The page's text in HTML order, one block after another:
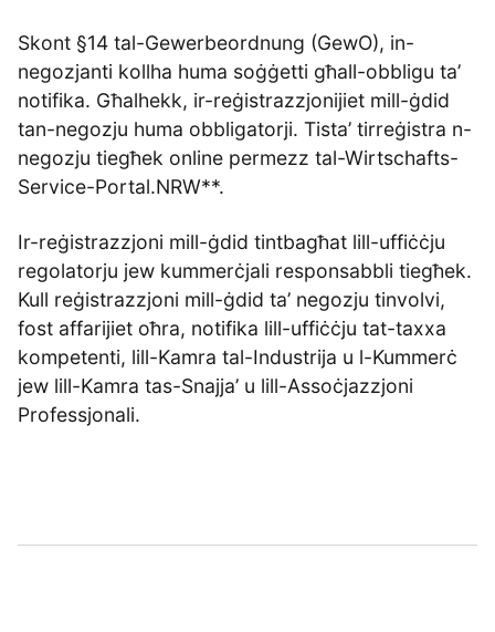
Skont §14 tal-Gewerbeordnung (GewO), in-
negozjanti kollha huma soġġetti għall-obbligu ta’
notifika. Għalhekk, ir-reġistrazzjonijiet mill-ġdid
tan-negozju huma obbligatorji. Tista’ tirreġistra n-
negozju tiegħek online permezz tal-Wirtschafts-
Service-Portal.NRW**.
Ir-reġistrazzjoni mill-ġdid tintbagħat lill-uffiċċju
regolatorju jew kummerċjali responsabbli tiegħek.
Kull reġistrazzjoni mill-ġdid ta’ negozju tinvolvi,
fost affarijiet oħra, notifika lill-uffiċċju tat-taxxa
kompetenti, lill-Kamra tal-Industrija u l-Kummerċ
jew lill-Kamra tas-Snajja’ u lill-Assoċjazzjoni
Professjonali.